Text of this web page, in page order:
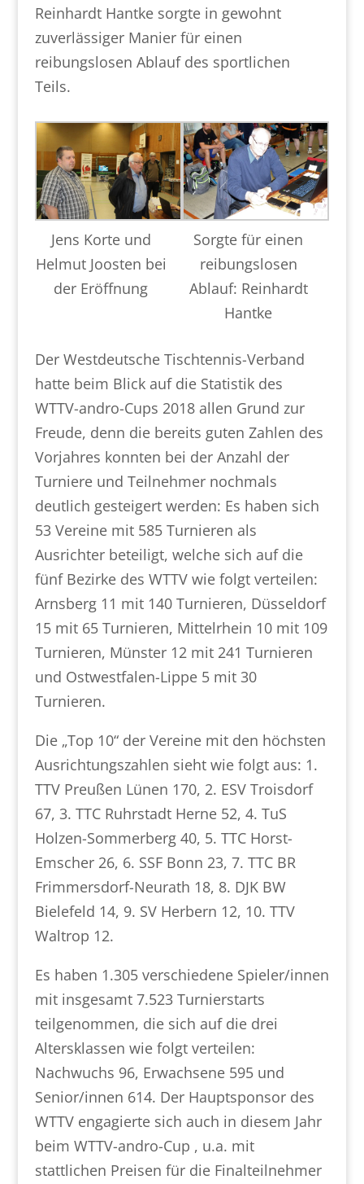
Reinhardt Hantke sorgte in gewohnt
zuverlässiger Manier für einen
reibungslosen Ablauf des sportlichen
Teils.
Jens Korte und
Helmut Joosten bei
der Eröffnung
Sorgte für einen
reibungslosen
Ablauf: Reinhardt
Hantke
Der Westdeutsche Tischtennis-Verband
hatte beim Blick auf die Statistik des
WTTV-andro-Cups 2018 allen Grund zur
Freude, denn die bereits guten Zahlen des
Vorjahres konnten bei der Anzahl der
Turniere und Teilnehmer nochmals
deutlich gesteigert werden: Es haben sich
53 Vereine mit 585 Turnieren als
Ausrichter beteiligt, welche sich auf die
fünf Bezirke des WTTV wie folgt verteilen:
Arnsberg 11 mit 140 Turnieren, Düsseldorf
15 mit 65 Turnieren, Mittelrhein 10 mit 109
Turnieren, Münster 12 mit 241 Turnieren
und Ostwestfalen-Lippe 5 mit 30
Turnieren.
Die „Top 10“ der Vereine mit den höchsten
Ausrichtungszahlen sieht wie folgt aus: 1.
TTV Preußen Lünen 170, 2. ESV Troisdorf
67, 3. TTC Ruhrstadt Herne 52, 4. TuS
Holzen-Sommerberg 40, 5. TTC Horst-
Emscher 26, 6. SSF Bonn 23, 7. TTC BR
Frimmersdorf-Neurath 18, 8. DJK BW
Bielefeld 14, 9. SV Herbern 12, 10. TTV
Waltrop 12.
Es haben 1.305 verschiedene Spieler/innen
mit insgesamt 7.523 Turnierstarts
teilgenommen, die sich auf die drei
Altersklassen wie folgt verteilen:
Nachwuchs 96, Erwachsene 595 und
Senior/innen 614. Der Hauptsponsor des
WTTV engagierte sich auch in diesem Jahr
beim WTTV-andro-Cup , u.a. mit
stattlichen Preisen für die Finalteilnehmer